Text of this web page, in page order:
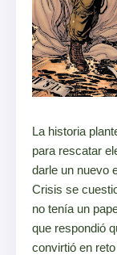
La historia
para rescatar
darle un nuevo
Crisis se
no tenía un
que respondió
convirtió en